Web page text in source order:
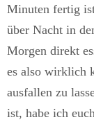
Minuten fertig
über Nacht in
Morgen direkt
es also wirklich
ausfallen zu
ist, habe ich